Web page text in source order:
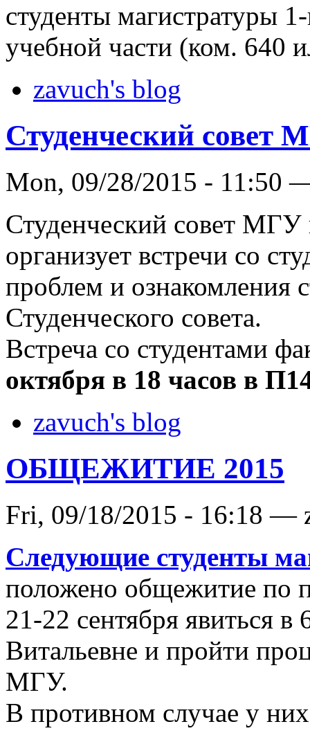
студенты магистратуры
учебной части (ком. 640
zavuch's blog
Студенческий совет
Mon, 09/28/2015 - 11:50
Студенческий совет
организует встречи со
проблем и ознакомления
Студенческого совета.
Встреча со студентами
октября в 18 часов в
zavuch's blog
ОБЩЕЖИТИЕ 2015
Fri, 09/18/2015 - 16:18 —
Следующие студенты
положено общежитие по
21-22 сентября явиться
Витальевне и пройти
МГУ.
В противном случае у